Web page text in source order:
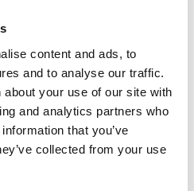
content and ads, to
and to analyse our traffic.
your use of our site with
and analytics partners who
that you’ve
collected from your use
Bundeling